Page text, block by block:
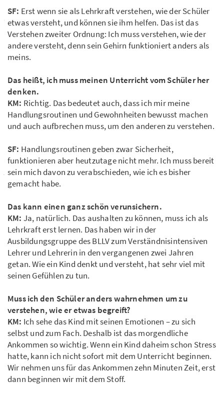
SF: Erst wenn sie als Lehrkraft verstehen, wie der Schüler
etwas versteht, und können sie ihm helfen. Das ist das
Verstehen zweiter Ordnung: Ich muss verstehen, wie der
andere versteht, denn sein Gehirn funktioniert anders als
meins.
Das heißt, ich muss meinen Unterricht vom Schüler her
denken.
KM: Richtig. Das bedeutet auch, dass ich mir meine
Handlungsroutinen und Gewohnheiten bewusst machen
und auch aufbrechen muss, um den anderen zu verstehen.
SF: Handlungsroutinen geben zwar Sicherheit,
funktionieren aber heutzutage nicht mehr. Ich muss bereit
sein mich davon zu verabschieden, wie ich es bisher
gemacht habe.
Das kann einen ganz schön verunsichern.
KM: Ja, natürlich. Das aushalten zu können, muss ich als
Lehrkraft erst lernen. Das haben wir in der
Ausbildungsgruppe des BLLV zum Verständnisintensiven
Lehrer und Lehrerin in den vergangenen zwei Jahren
getan. Wie ein Kind denkt und versteht, hat sehr viel mit
seinen Gefühlen zu tun.
Muss ich den Schüler anders wahrnehmen um zu
verstehen, wie er etwas begreift?
KM: Ich sehe das Kind mit seinen Emotionen – zu sich
selbst und zum Fach. Deshalb ist das morgendliche
Ankommen so wichtig. Wenn ein Kind daheim schon Stress
hatte, kann ich nicht sofort mit dem Unterricht beginnen.
Wir nehmen uns für das Ankommen zehn Minuten Zeit, erst
dann beginnen wir mit dem Stoff.